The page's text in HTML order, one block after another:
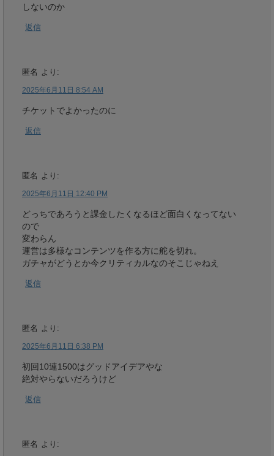
しないのか
返信
匿名 より:
2025年6月11日 8:54 AM
チケットでよかったのに
返信
匿名 より:
2025年6月11日 12:40 PM
どっちであろうと課金したくなるほど面白くなってない
ので
変わらん
運営は多様なコンテンツを作る方に舵を切れ。
ガチャがどうとか今クリティカルなのそこじゃねえ
返信
匿名 より:
2025年6月11日 6:38 PM
初回10連1500はグッドアイデアやな
絶対やらないだろうけど
返信
匿名 より: